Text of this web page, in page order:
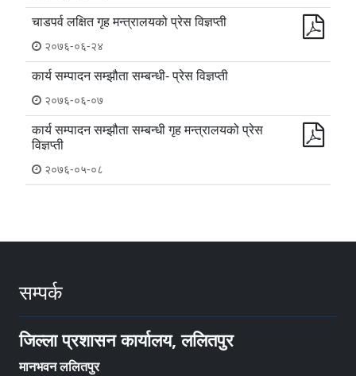
चाडपर्व लक्षित गृह मन्त्रालयको प्रेस विज्ञप्ती
२०७६-०६-२४
कार्य सम्पादन सम्झौता सम्बन्धी- प्रेस विज्ञप्ती
२०७६-०६-०७
कार्य सम्पादन सम्झौता सम्बन्धी गृह मन्त्रालयको प्रेस
विज्ञप्ती
२०७६-०५-०८
सम्पर्क
जिल्ला प्रशासन कार्यालय, ललितपुर
मानभवन ललितपुर